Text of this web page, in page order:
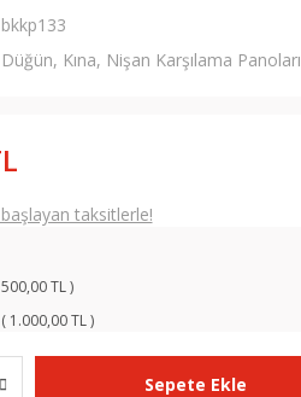
bkkp133
Düğün, Kına, Nişan Karşılama Panoları
taksitlerle!
TL )
1.000,00 TL )
Sepete Ekle